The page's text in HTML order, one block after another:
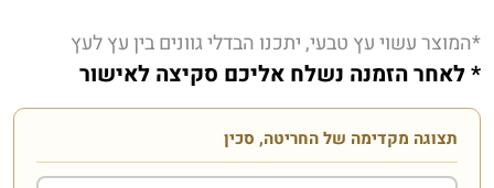
*המוצר עשוי עץ טבעי, יתכנו הבדלי גוונים בין עץ לעץ
* לאחר הזמנה נשלח אליכם סקיצה לאישור
תצוגה מקדימה של החריטה, סכין